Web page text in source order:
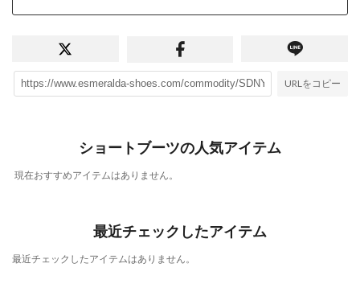
URLをコピー
ショートブーツの人気アイテム
現在おすすめアイテムはありません。
最近チェックしたアイテム
最近チェックしたアイテムはありません。